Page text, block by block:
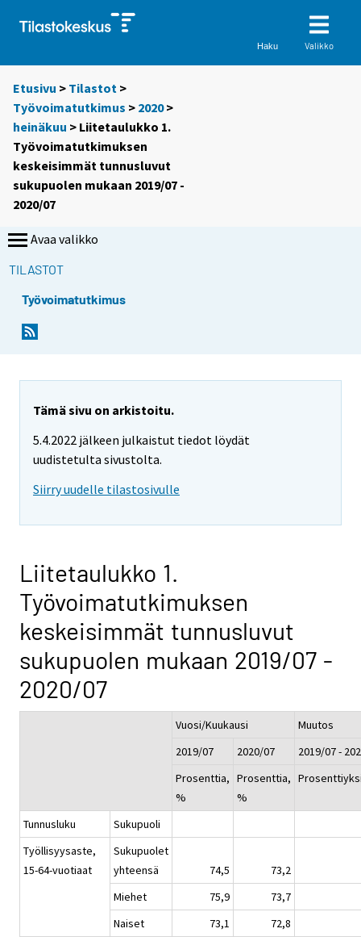
Haku Valikko
Etusivu > Tilastot >
Työvoimatutkimus > 2020>
heinäkuu > Liitetaulukko 1.
Työvoimatutkimuksen
keskeisimmät tunnusluvut
sukupuolen mukaan 2019/07 -
2020/07
Avaa valikko
TILASTOT
Työvoimatutkimus
Tämä sivu on arkistoitu.
5.4.2022 jälkeen julkaistut tiedot löydät
uudistetulta sivustolta.
Siirry uudelle tilastosivulle
Liitetaulukko 1.
Työvoimatutkimuksen
keskeisimmät tunnusluvut
sukupuolen mukaan 2019/07 -
2020/07
Vuosi/Kuukausi
Muutos
2019/07
2020/07
2019/07 -
Prosenttia,
%
Prosenttia,
%
Tunnusluku
Sukupuoli
Työllisyysaste,
15-64-vuotiaat
Sukupuolet
yhteensä
74,5
73,2
Miehet
75,9
73,7
Naiset
73,1
72,8